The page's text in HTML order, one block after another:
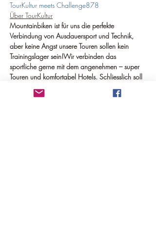
TourKultur meets Challenge878
Über TourKultur
Mountainbiken ist für uns die perfekte
Verbindung von Ausdauersport und Technik,
aber keine Angst unsere Touren sollen kein
Trainingslager sein!Wir verbinden das
sportliche gerne mit dem angenehmen – super
Touren und komfortabel Hotels. Schliesslich soll
es ja ein Urlaub sein, in dem du Spass hast und
dich entspannen kannst!